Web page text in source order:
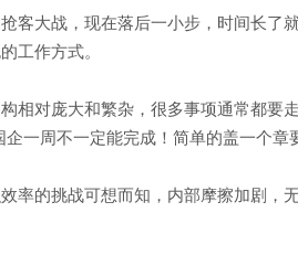
客大战，现在落后一小步，时间长
工作方式。
相对庞大和繁杂，很多事项通常都
企一周不一定能完成！简单的盖一个章
率的挑战可想而知，内部摩擦加剧